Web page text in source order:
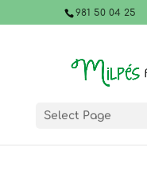
981 50 04 25
Select Page